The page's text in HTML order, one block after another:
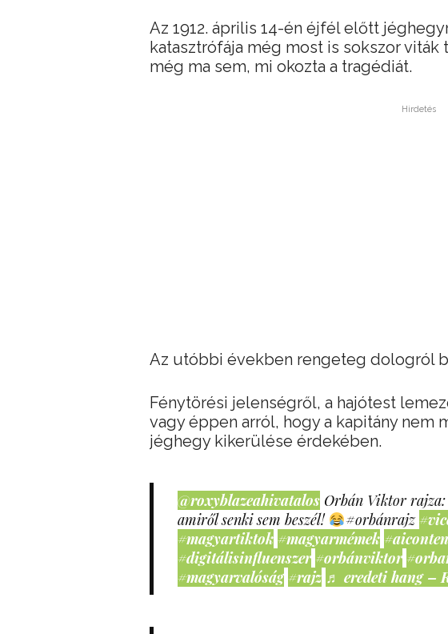
Az 1912. április 14-én éjfél előtt
katasztrófája még most is sokszor
még ma sem, mi okozta a tragédiát.
Hirdetés
Az utóbbi években rengeteg dologról
Fénytörési jelenségről, a hajótest
vagy éppen arról, hogy a kapitány
jéghegy kikerülése érdekében.
@roxyblazeahivatalos Orbán Viktor
amiről senki sem beszél!
#orbánrajz
#magyartiktok #magyarmémek
#digitálisinfluenszer #orbánviktor
#magyarvalóság #rajz ♬ eredeti hang –